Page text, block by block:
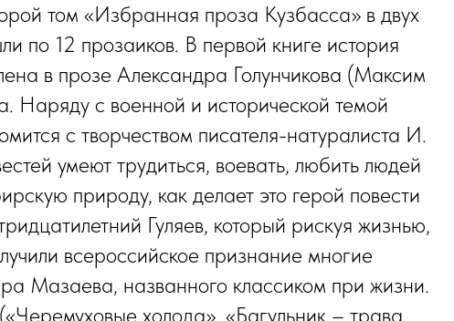
том «Избранная проза Кузбасса» в двух
по 12 прозаиков. В первой книге история
в прозе Александра Голунчикова (Максим
Наряду с военной и исторической темой
с творчеством писателя-натуралиста И.
умеют трудиться, воевать, любить людей
природу, как делает это герой повести
Гуляев, который рискуя жизнью,
всероссийское признание многие
Мазаева, названного классиком при жизни.
холода», «Багульник – трава